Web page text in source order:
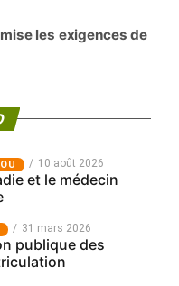
les exigences de
10 août 2026
et le médecin
31 mars 2026
publique des